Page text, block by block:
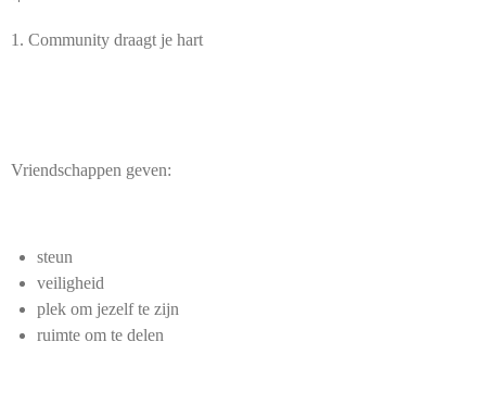
1. Community draagt je hart
Vriendschappen geven:
steun
veiligheid
plek om jezelf te zijn
ruimte om te delen